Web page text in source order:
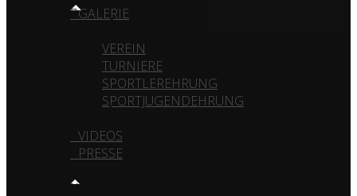
GALERIE
VEREIN
TURNIERE
SPORTLEREHRUNG
SPORTJUGENDEHRUNG
VIDEOS
PRESSE
KONTAKT